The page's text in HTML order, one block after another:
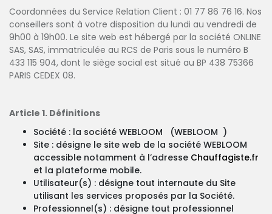
Coordonnées du Service Relation Client : 01 77 86 76 16. Nos
conseillers sont à votre disposition du lundi au vendredi de
9h00 à 19h00. Le site web est hébergé par la société ONLINE
SAS, SAS, immatriculée au RCS de Paris sous le numéro B
433 115 904, dont le siège social est situé au BP 438 75366
PARIS CEDEX 08.
Article 1. Définitions
Société : la société WEBLOOM (WEBLOOM )
Site : désigne le site web de la société WEBLOOM
accessible notamment à l’adresse Chauffagiste.fr
et la plateforme mobile.
Utilisateur(s) : désigne tout internaute du Site
utilisant les services proposés par la Société.
Professionnel(s) : désigne tout professionnel